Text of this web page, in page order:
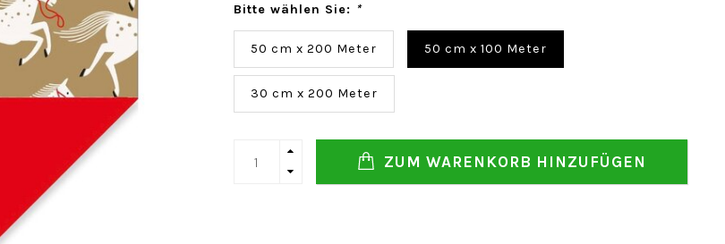
Bitte wählen Sie: *
50 cm x 200 Meter 50 cm x 100 Meter
30 cm x 200 Meter
ZUM WARENKORB HINZUFÜGEN